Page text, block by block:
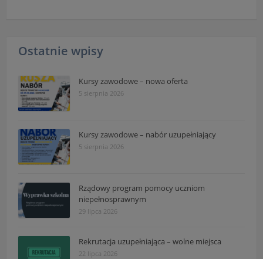
Ostatnie wpisy
Kursy zawodowe – nowa oferta
5 sierpnia 2026
Kursy zawodowe – nabór uzupełniający
5 sierpnia 2026
Rządowy program pomocy uczniom
niepełnosprawnym
29 lipca 2026
Rekrutacja uzupełniająca – wolne miejsca
22 lipca 2026